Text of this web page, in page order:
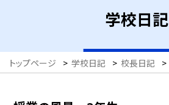
学校日記
トップページ > 学校日記 > 校長日記 >